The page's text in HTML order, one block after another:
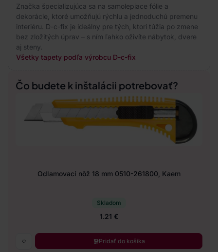
Značka špecializujúca sa na samolepiace fólie a
dekorácie, ktoré umožňujú rýchlu a jednoduchú premenu
interiéru. D-c-fix je ideálny pre tých, ktorí túžia po zmene
bez zložitých úprav – s ním ľahko oživíte nábytok, dvere
aj steny.
Všetky tapety podľa výrobcu D-c-fix
Čo budete k inštalácii potrebovať?
Odlamovací nôž 18 mm 0510-261800, Kaem
Skladom
1.21 €
Pridať do košíka